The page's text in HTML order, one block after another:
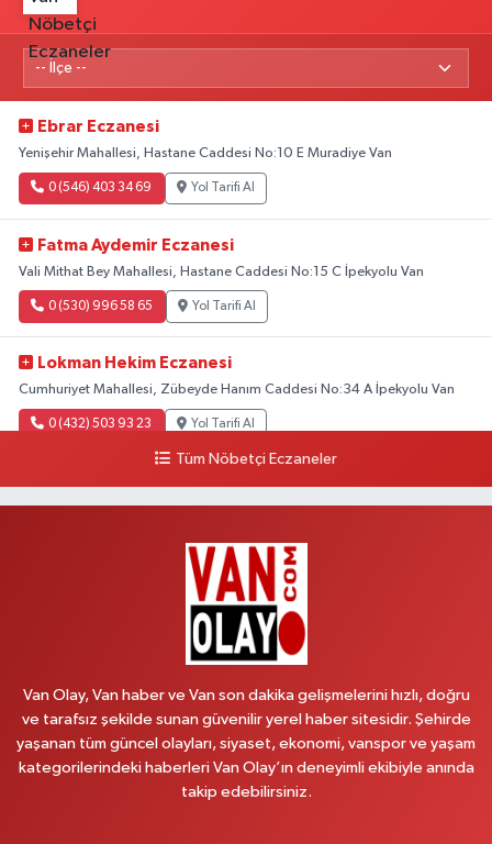
Ebrar Eczanesi
Yenişehir Mahallesi, Hastane Caddesi No:10 E Muradiye Van
0 (546) 403 34 69 Yol Tarifi Al
Fatma Aydemir Eczanesi
Vali Mithat Bey Mahallesi, Hastane Caddesi No:15 C İpekyolu Van
0 (530) 996 58 65 Yol Tarifi Al
Lokman Hekim Eczanesi
Cumhuriyet Mahallesi, Zübeyde Hanım Caddesi No:34 A İpekyolu Van
0 (432) 503 93 23 Yol Tarifi Al
Vanyolu Mahallesi, Kara Yusuf Bey Bulvarı No:102 F Erciş Van
Yol Tarifi Al
Cumhuriyet Mahallesi, Konak Sokak No:6 Gürpınar Van
Yol Tarifi Al
Yiğit Eczanesi
Hatuniye Mahallesi, Asmin Sokak No:3 A İpekyolu Van
0 (432) 217 11 10
Tüm Nöbetçi Eczaneler
Van Olay, Van haber ve Van son dakika gelişmelerini hızlı, doğru
ve tarafsız şekilde sunan güvenilir yerel haber sitesidir. Şehirde
yaşanan tüm güncel olayları, siyaset, ekonomi, vanspor ve yaşam
kategorilerindeki haberleri Van Olay’ın deneyimli ekibiyle anında
takip edebilirsiniz.